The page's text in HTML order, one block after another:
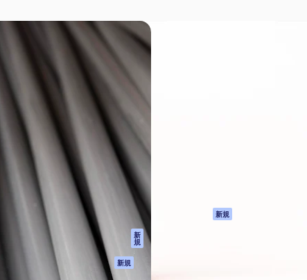
めのプラ
、代理
利用して
製品
Spaces
AI アシスタント
AI 画像生成ツール
AI 動画生成ツール
AI 音声合成ツール
ストックコンテン
Claude/ChatGPT
向けMCP
新
規
エージェント 新規
新規
検索ト
コン